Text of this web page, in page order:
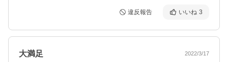
違反報告 いいね 3
大満足 2022/3/17